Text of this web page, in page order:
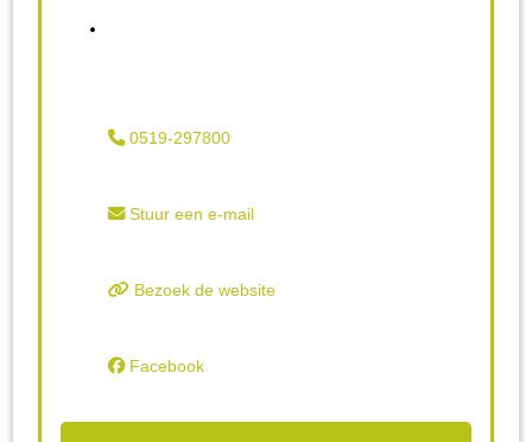
0519-297800
Stuur een e-mail
Bezoek de website
Facebook